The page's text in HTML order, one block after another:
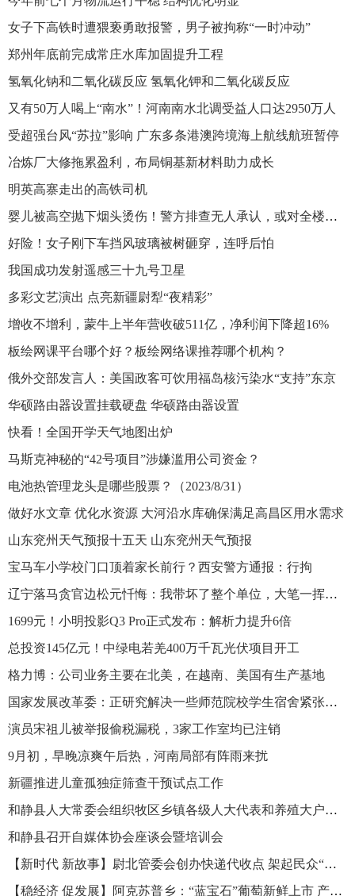
女子下高铁时遭猥亵勇敢报警，男子被拘称“一时冲动”
郑州年底前完成常庄水库加固提升工程
氢氧化钠和二氧化碳反应 氢氧化钾和二氧化碳反应
又有50万人喝上“南水”！河南南水北调受益人口达2950万人
受超强台风“苏拉”影响 广东多条港澳跨境海上航线航班暂停
冶炼厂大修拖累盈利，布局铜基新材料助力成长
明英高寨走出的高铁司机
婴儿被高空抛下烟头烫伤！警方排查无人承认，或对全楼做DNA
好险！女子刚下车挡风玻璃被树砸穿，连呼后怕
我国成功发射遥感三十九号卫星
多彩文艺演出 点亮新疆尉犁“夜精彩”
增收不增利，蒙牛上半年营收破511亿，净利润下降超16%
板绘网课平台哪个好？板绘网络课推荐哪个机构？
俄外交部发言人：美国政客可饮用福岛核污染水“支持”东京
华硕路由器设置挂载硬盘 华硕路由器设置
快看！全国开学天气地图出炉
马斯克神秘的“42号项目”涉嫌滥用公司资金？
电池热管理龙头是哪些股票？（2023/8/31）
做好水文章 优化水资源 大河沿水库确保满足高昌区用水需求
山东兖州天气预报十五天 山东兖州天气预报
宝马车小学校门口顶着家长前行？西安警方通报：行拘
辽宁落马贪官边松元忏悔：我带坏了整个单位，大笔一挥就放出去几百万，进来后哭了无数次
1699元！小明投影Q3 Pro正式发布：解析力提升6倍
总投资145亿元！中绿电若羌400万千瓦光伏项目开工
格力博：公司业务主要在北美，在越南、美国有生产基地
国家发展改革委：正研究解决一些师范院校学生宿舍紧张问题
演员宋祖儿被举报偷税漏税，3家工作室均已注销
9月初，早晚凉爽午后热，河南局部有阵雨来扰
新疆推进儿童孤独症筛查干预试点工作
和静县人大常委会组织牧区乡镇各级人大代表和养殖大户赴农区参观考察现代畜牧养殖业
和静县召开自媒体协会座谈会暨培训会
【新时代 新故事】尉北管委会创办快递代收点 架起民众“幸福桥”
【稳经济 促发展】阿克苏普乡：“蓝宝石”葡萄新鲜上市 产销两旺助农增收